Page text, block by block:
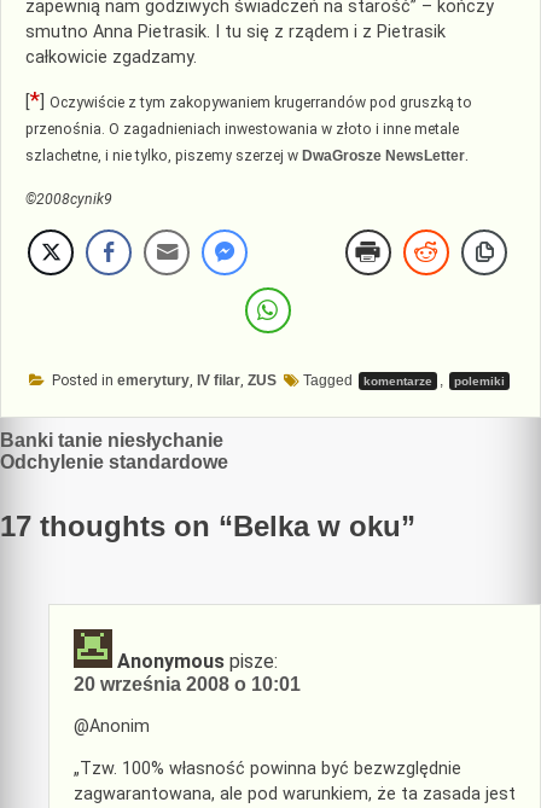
zapewnią nam godziwych świadczeń na starość” – kończy
smutno Anna Pietrasik. I tu się z rządem i z Pietrasik
całkowicie zgadzamy.
[* Oczywiście z tym zakopywaniem krugerrandów pod gruszką to
przenośnia. O zagadnieniach inwestowania w złoto i inne metale
szlachetne, i nie tylko, piszemy szerzej w DwaGrosze NewsLetter.
©2008cynik9
Posted in emerytury, IV filar, ZUS Tagged komentarze , polemiki
Nawigacja
wpisu
Banki tanie niesłychanie
Odchylenie standardowe
17 thoughts on “Belka w oku”
Anonymous pisze:
20 września 2008 o 10:01
@Anonim
„Tzw. 100% własność powinna być bezwzględnie
zagwarantowana, ale pod warunkiem, że ta zasada jest